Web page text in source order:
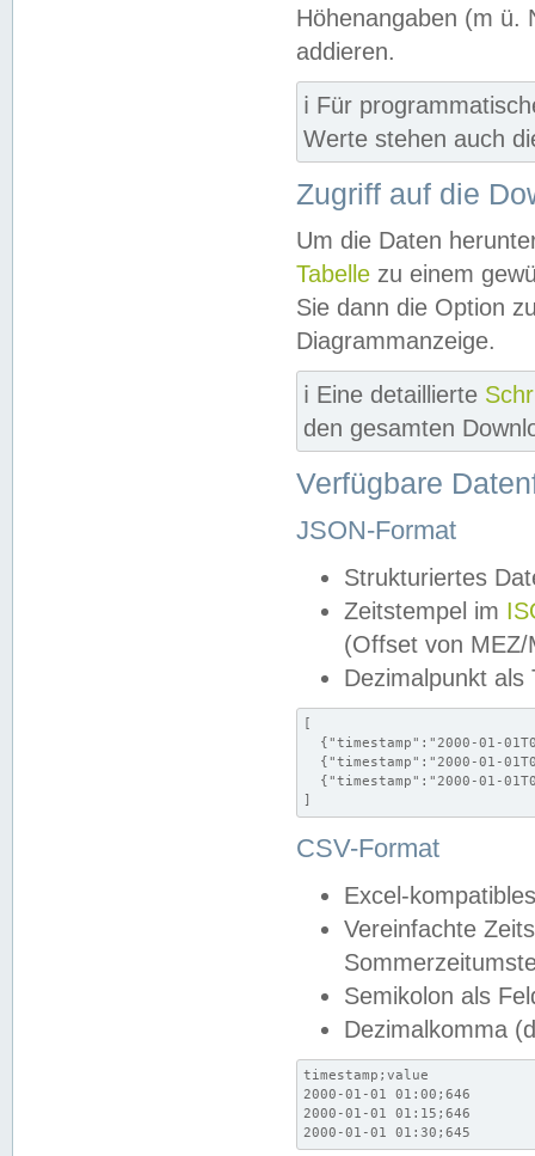
Höhenangaben (m ü.
addieren.
ℹ️ Für
Werte stehen auch
Zugriff auf die
Um die Daten
Tabelle zu einem
Sie dann die Option
Diagrammanzeige.
ℹ️ Eine detaillierte
den gesamten
Verfügbare
JSON-Format
Strukturiertes
Zeitstempel im
(Offset von MEZ/
Dezimalpunkt als
[
{"timestamp":"2000-01-
{"timestamp":"2000-01-
{"timestamp":"2000-01-
]
CSV-Format
Excel-
Vereinfachte
Semikolon als
Dezimalkomma
timestamp;value
2000-01-01 01:00;646
2000-01-01 01:15;646
2000-01-01 01:30;645